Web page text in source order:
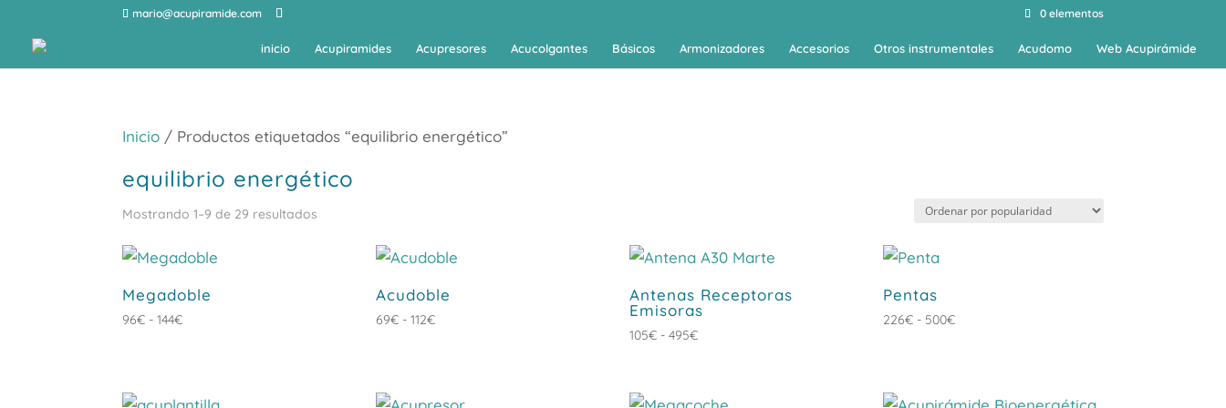
mario@acupiramide.com 0 elementos
inicio Acupiramides Acupresores Acucolgantes Básicos Armonizadores Accesorios Otros instrumentales Acudomo Web Acupirámide
Inicio / Productos etiquetados “equilibrio energético”
equilibrio energético
Mostrando 1–9 de 29 resultados
Megadoble
96€ - 144€Rango
96€
Acudoble
69€ - 112€Rango
69€
Antenas Receptoras
Emisoras
105€ - 495€Rango
desde
Pentas
226€ - 500€Rango
226€